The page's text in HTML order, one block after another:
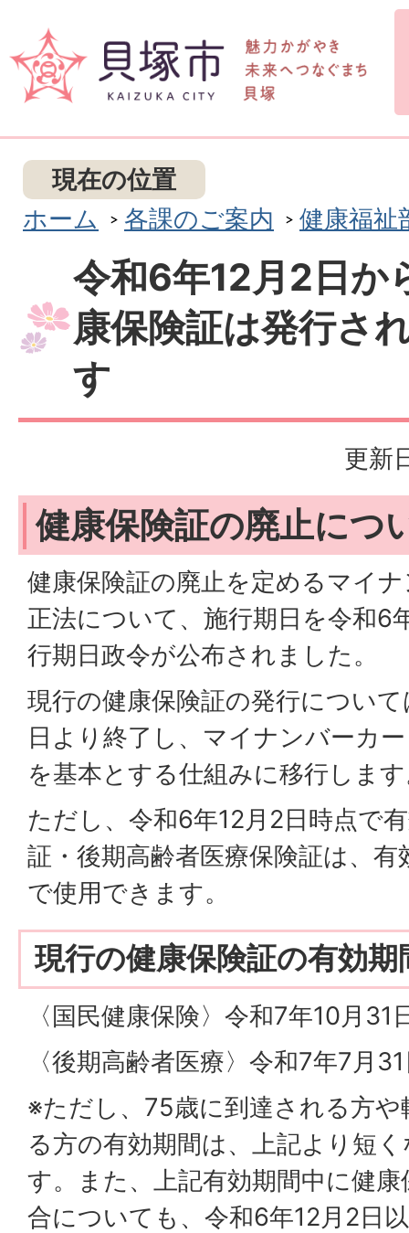
現在の位置
ホーム
各課のご案内 健康福祉
令和6年12月2日か
康保険証は発行さ
す
更新
健康保険証の廃止につ
健康保険証の廃止を定めるマイ
正法について、施行期日を令和6
行期日政令が公布されました。
現行の健康保険証の発行につい
日より終了し、マイナンバーカ
を基本とする仕組みに移行しま
ただし、令和6年12月2日時点で
証・後期高齢者医療保険証は、
で使用できます。
現行の健康保険証の有効
〈国民健康保険〉令和7年10月31
〈後期高齢者医療〉令和7年7月
※ただし、75歳に到達される方
る方の有効期間は、上記より短
す。また、上記有効期間中に健
合についても、令和6年12月2日